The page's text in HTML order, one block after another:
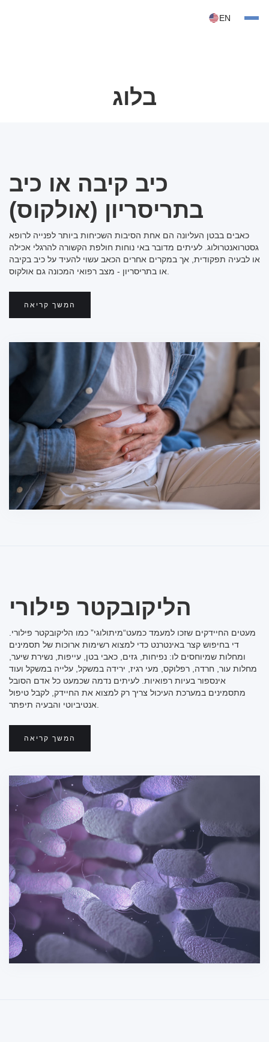
EN
בלוג
כיב קיבה או כיב
בתריסריון (אולקוס)
כאבים בבטן העליונה הם אחת הסיבות השכיחות ביותר לפנייה לרופא
גסטרואנטרולוג. לעיתים מדובר באי נוחות חולפת הקשורה להרגלי אכילה
או לבעיה תפקודית, אך במקרים אחרים הכאב עשוי להעיד על כיב בקיבה
המשך קריאה
הליקובקטר פילורי
מעטים החיידקים שזכו למעמד כמעט“מיתולוגי” כמו הליקובקטר פילורי.
די בחיפוש קצר באינטרנט כדי למצוא רשימות ארוכות של תסמינים
ומחלות שמיוחסים לו: נפיחות, גזים, כאבי בטן, עייפות, נשירת שיער,
מחלות עור, חרדה, רפלוקס, מעי רגיז, ירידה במשקל, עלייה במשקל ועוד
אינספור בעיות רפואיות. לעיתים נדמה שכמעט כל אדם הסובל
מתסמינים במערכת העיכול צריך רק למצוא את החיידק, לקבל טיפול
המשך קריאה